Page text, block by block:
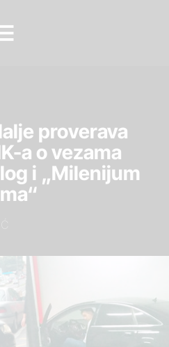
proverava
a o vezama
i „Milenijum